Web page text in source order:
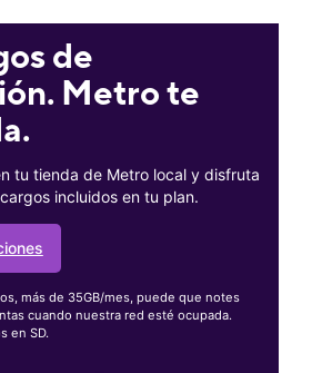
de
Metro te
tu tienda de Metro local y disfruta
incluidos en tu plan.
más de 35GB/mes, puede que notes
cuando nuestra red esté ocupada.
en SD.